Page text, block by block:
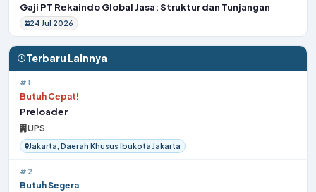
Gaji PT Rekaindo Global Jasa: Struktur dan Tunjangan
24 Jul 2026
Terbaru Lainnya
#1
Butuh Cepat!
Preloader
UPS
Jakarta, Daerah Khusus Ibukota Jakarta
#2
Butuh Segera